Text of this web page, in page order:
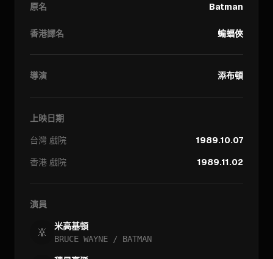
原名 Batman
香港譯名 蝙蝠俠
導演 添布頓
上映日期
台灣 戲院
1989.10.07
香港 戲院 1989.11.02
演員
米高基頓
BRUCE WAYNE / BATMAN